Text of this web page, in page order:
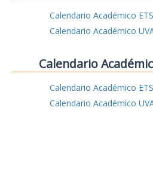
Calendario Académico
Calendario Académico
Calendario
Calendario Académico
Calendario Académico